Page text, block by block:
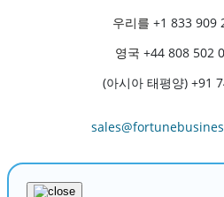
우리를 +1 833 909
영국 +44 808 502
(아시아 태평양) +91